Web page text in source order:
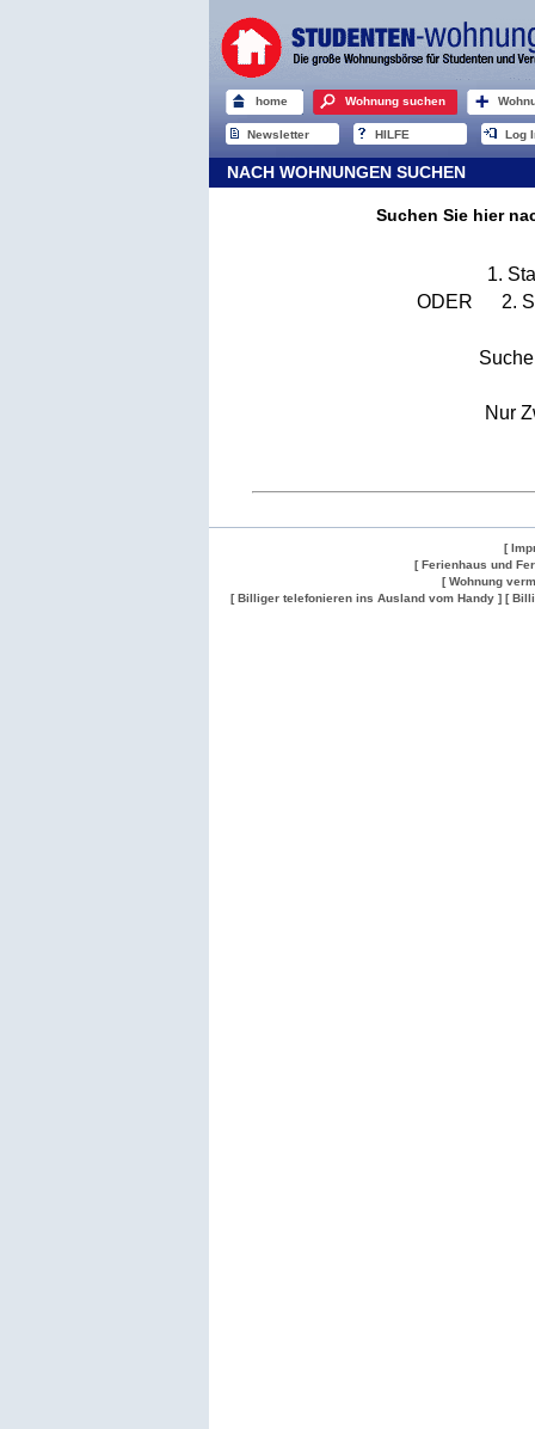
home Wohnung suchen
Newsletter HILFE Log
NACH WOHNUNGEN SUCHEN
Suchen Sie hier
1.
ODER 2.
Nur
[
[ Ferienhaus und
[ Wohnung
[ Billiger telefonieren ins Ausland vom Handy ] [